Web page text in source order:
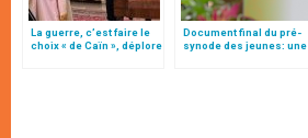
La guerre, c’est faire le
choix « de Caïn », déplore
Document final du pré-
synode des jeunes: une